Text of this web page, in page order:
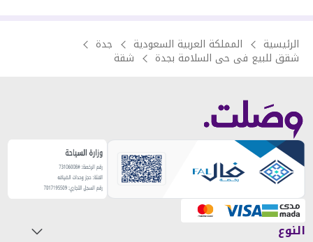
الرئيسية المملكة العربية السعودية جدة
شقق للبيع فى حى السلامة بجدة شقة
النوع